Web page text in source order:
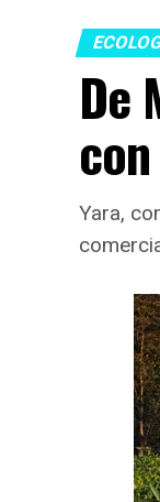
De
Yara,